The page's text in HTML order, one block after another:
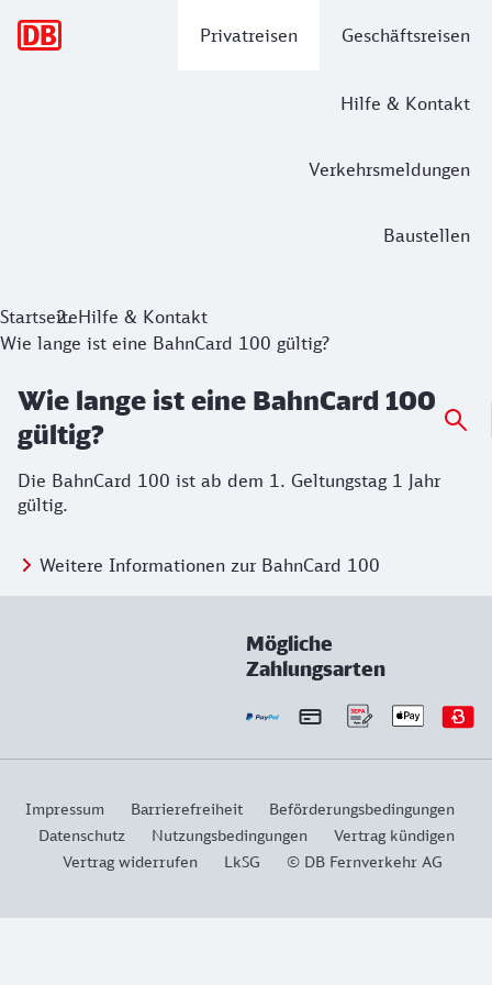
Privatreisen Geschäftsreisen
Hilfe & Kontakt
Verkehrsmeldungen
Baustellen
StartseiteHilfe & Kontakt
Wie lange ist eine BahnCard 100 gültig?
Wie lange ist eine BahnCard 100
gültig?
Die BahnCard 100 ist ab dem 1. Geltungstag 1 Jahr
gültig.
Weitere Informationen zur BahnCard 100
Mögliche
Zahlungsarten
Impressum Barrierefreiheit
Beförderungsbedingungen
Datenschutz
Nutzungsbedingungen
Vertrag kündigen
Vertrag widerrufen
LkSG © DB Fernverkehr AG